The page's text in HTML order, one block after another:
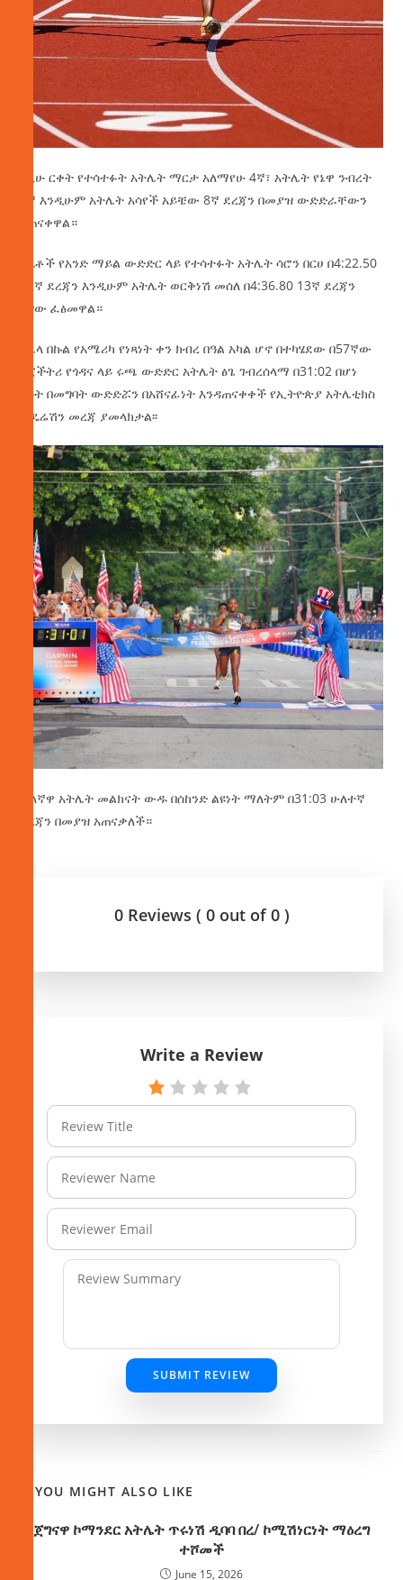
በዚሁ ርቀት የተሳተፉት አትሌት ማርታ አለማየሁ 4ኛ፣ አትሌት የኔዋ ንብረት
7ኛ እንዲሁም አትሌት አሳየች አይቼው 8ኛ ደረጃን በመያዝ ውድድራቸውን
አጠናቀዋል።
በሴቶች የአንድ ማይል ውድድር ላይ የተሳተፉት አትሌት ሳሮን በርሀ በ4:22.50
11ኛ ደረጃን እንዲሁም አትሌት ወርቅነሽ መሰለ በ4:36.80 13ኛ ደረጃን
ይዘው ፈፅመዋል።
በሌላ በኩል የአሜሪካ የነጻነት ቀን ክብረ በዓል አካል ሆኖ በተካሄደው በ57ኛው
የፒችትሪ የጎዳና ላይ ሩጫ ውድድር አትሌት ፅጌ ገብረሰላማ በ31:02 በሆነ
ሰዓት በመግባት ውድድሯን በአሸናፊነት እንዳጠናቀቀች የኢትዮጵያ አትሌቲክስ
ፌዴሬሽን መረጃ ያመላክታል፡፡
ሌላኛዋ አትሌት መልክናት ውዱ በሰከንድ ልዩነት ማለትም በ31:03 ሁለተኛ
ደረጃን በመያዝ አጠናቃለች።
0 Reviews ( 0 out of 0 )
Write a Review
SUBMIT REVIEW
YOU MIGHT ALSO LIKE
ጀግናዋ ኮማንደር አትሌት ጥሩነሽ ዲባባ በረ/ ኮሚሽነርነት ማዕረግ
ተሾመች
June 15, 2026